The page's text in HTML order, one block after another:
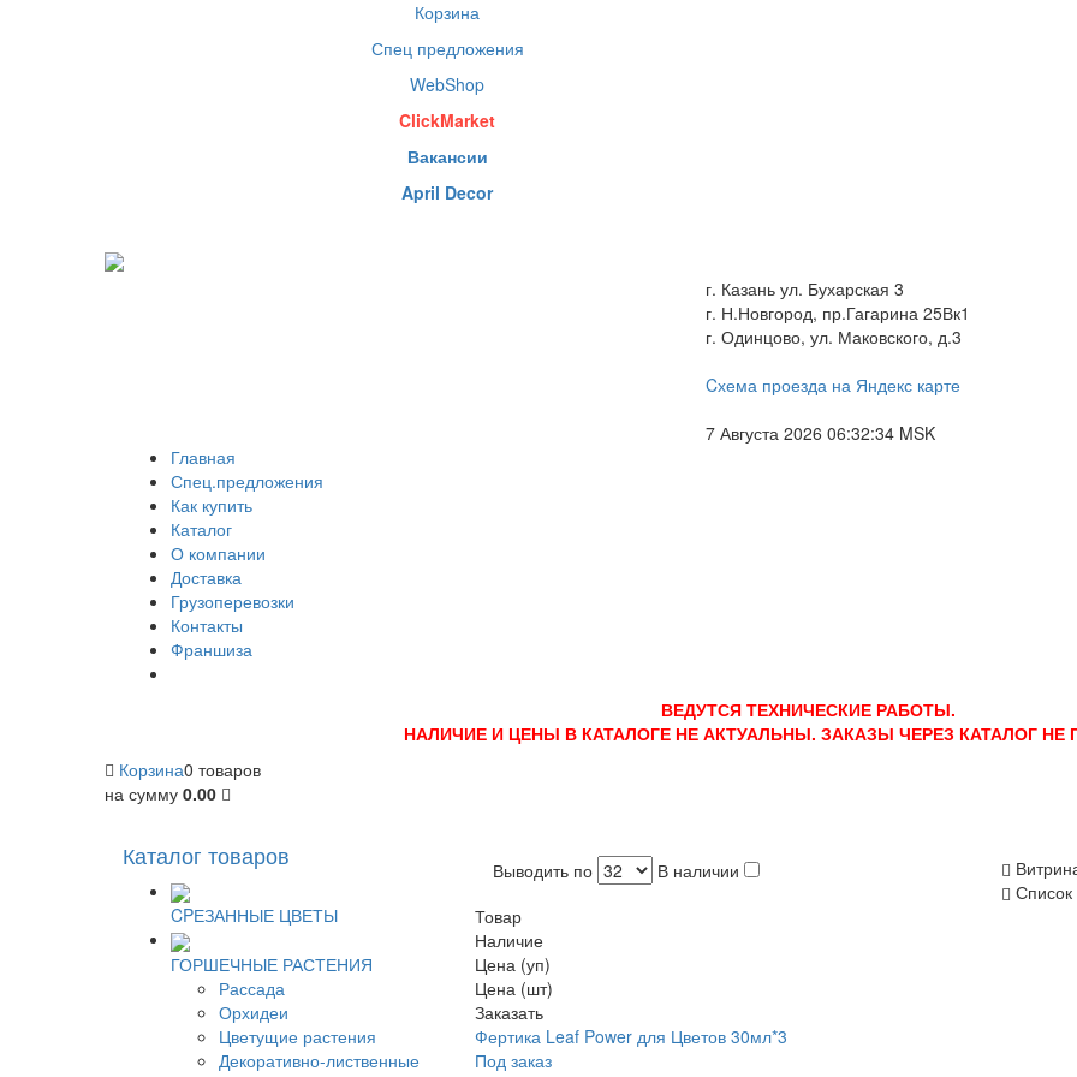
Корзина
Спец предложения
WebShop
ClickMarket
Вакансии
April Decor
г. Казань ул. Бухарская 3
г. Н.Новгород, пр.Гагарина 25Вк1
г. Одинцово, ул. Маковского, д.3
Cхема проезда на Яндекс карте
7 Августа 2026 06:32:34 MSK
Главная
Спец.предложения
Как купить
Каталог
О компании
Доставка
Грузоперевозки
Контакты
Франшиза
ВЕДУТСЯ ТЕХНИЧЕСКИЕ РАБОТЫ.
НАЛИЧИЕ И ЦЕНЫ В КАТАЛОГЕ НЕ АКТУАЛЬНЫ. ЗАКАЗЫ ЧЕРЕЗ КАТАЛОГ
Корзина0 товаров
на сумму 0.00
Каталог товаров
CPЕЗАННЫЕ ЦВЕТЫ
ГОРШЕЧНЫЕ РАСТЕНИЯ
Рассада
Орхидеи
Цветущие растения
Декоративно-лиственные
Выводить по В наличии
Список
Товар
Наличие
Цена (уп)
Цена (шт)
Заказать
Фертика Leaf Power для Цветов 30мл*3
Под заказ